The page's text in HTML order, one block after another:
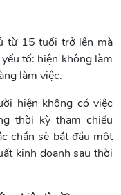
từ 15 tuổi trở lên mà
tố: hiện không làm
làm việc.
hiện không có việc
thời kỳ tham chiếu
chắn sẽ bắt đầu một
kinh doanh sau thời